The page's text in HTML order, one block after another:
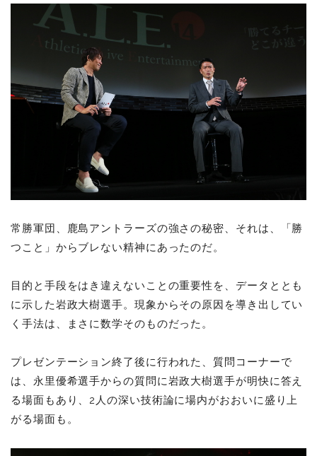
常勝軍団、鹿島アントラーズの強さの秘密、それは、「勝
つこと」からブレない精神にあったのだ。
目的と手段をはき違えないことの重要性を、データととも
に示した岩政大樹選手。現象からその原因を導き出してい
く手法は、まさに数学そのものだった。
プレゼンテーション終了後に行われた、質問コーナーで
は、永里優希選手からの質問に岩政大樹選手が明快に答え
る場面もあり、2人の深い技術論に場内がおおいに盛り上
がる場面も。